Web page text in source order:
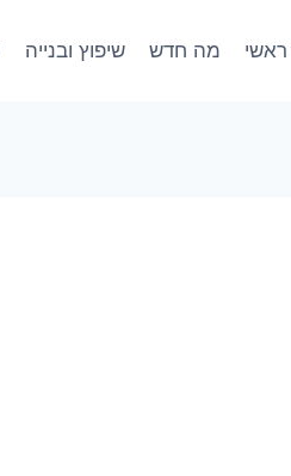
ראשי מה חדש שיפוץ ובנייה